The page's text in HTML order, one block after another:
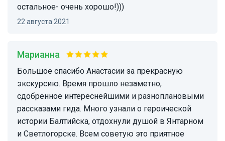
остальное- очень хорошо!)))
22 августа 2021
Марианна
Большое спасибо Анастасии за прекрасную
экскурсию. Время прошло незаметно,
сдобренное интереснейшими и разноплановыми
рассказами гида. Много узнали о героической
истории Балтийска, отдохнули душой в Янтарном
и Светлогорске. Всем советую это приятное